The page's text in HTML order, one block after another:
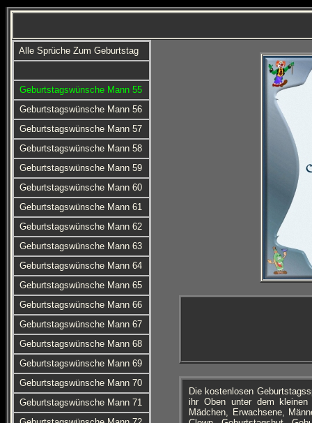
Alle Sprüche Zum Geburtstag
Geburtstagswünsche Mann 55
Geburtstagswünsche Mann 56
Geburtstagswünsche Mann 57
Geburtstagswünsche Mann 58
Geburtstagswünsche Mann 59
Geburtstagswünsche Mann 60
Geburtstagswünsche Mann 61
Geburtstagswünsche Mann 62
Geburtstagswünsche Mann 63
Geburtstagswünsche Mann 64
Geburtstagswünsche Mann 65
Geburtstagswünsche Mann 66
Geburtstagswünsche Mann 67
Geburtstagswünsche Mann 68
Geburtstagswünsche Mann 69
Geburtstagswünsche Mann 70
Geburtstagswünsche Mann 71
Die kostenlosen
ihr Oben unter dem
Mädchen, Erwachsene,